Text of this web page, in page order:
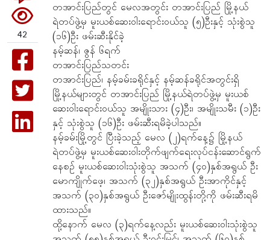
42
တအာင်းပြည်တွင် မေလအတွင်း တအာင်းပြည် မြို့နယ်
ရဲတပ်ဖွဲ့မှ မူးယစ်ဆေးဝါးရောင်းဝယ်သူ (၅)ဦးနှင့် သုံးစွဲသူ
(၁၆)ဦး ဖမ်းဆီးနိုင်ခဲ့
နမ့်ဆန်၊ ဇွန် ၆ရက်
တအာင်းပြည်သတင်း
တအာင်းပြည်၊ နမ့်ခမ်းခရိုင်နှင့် နမ့်ဆန်ခရိုင်အတွင်းရှိ
မြို့နယ်များတွင် တအာင်းပြည် မြို့နယ်ရဲတပ်ဖွဲ့မှ မူးယစ်
ဆေးဝါးရောင်းဝယ်သူ အမျိုးသား (၄)ဦး၊ အမျိုးသမီး (၁)ဦး
နှင့် သုံးစွဲသူ (၁၆)ဦး ဖမ်းဆီးရမိခဲ့ပါသည်။
နမ့်ခမ်းမြို့တွင် ပြီးခဲ့သည့် မေလ (၂)ရက်နေ့၌ မြို့နယ်
ရဲတပ်ဖွဲ့မှ မူးယစ်ဆေးဝါးတိုက်ဖျက်ရေးလုပ်ငန်းဆောင်ရွက်
နေစဉ် မူးယစ်ဆေးဝါးသုံးစွဲသူ အသက် (၄၀)နှစ်အရွယ် ဦး
မောကျိုက်ဖေ့၊ အသက် (၃၂)နှစ်အရွယ် ဦးအာကိုင်နှင့်
အသက် (၃၀)နှစ်အရွယ် ဦးဇော်မျိုးထွန်းတို့ကို ဖမ်းဆီးရမိ
ထားသည်။
ထို့နောက် မေလ (၃)ရက်နေ့လည်း မူးယစ်ဆေးဝါးသုံးစွဲသူ